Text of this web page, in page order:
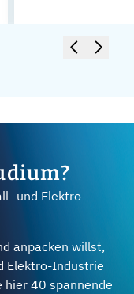
und Elektro-
anpacken willst,
Elektro-Industrie
hier 40 spannende